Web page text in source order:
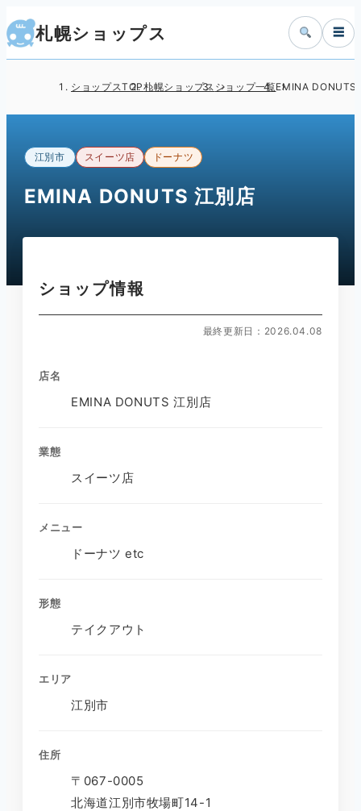
札幌ショップス ☰
ショップスTOP札幌ショップス ショップ一覧EMINA DONUTS
江別市 スイーツ店 ドーナツ
EMINA DONUTS 江別店
ショップ情報
最終更新日：2026.04.08
店名
EMINA DONUTS 江別店
業態
スイーツ店
メニュー
ドーナツ etc
形態
テイクアウト
エリア
江別市
住所
〒067-0005
北海道江別市牧場町14-1